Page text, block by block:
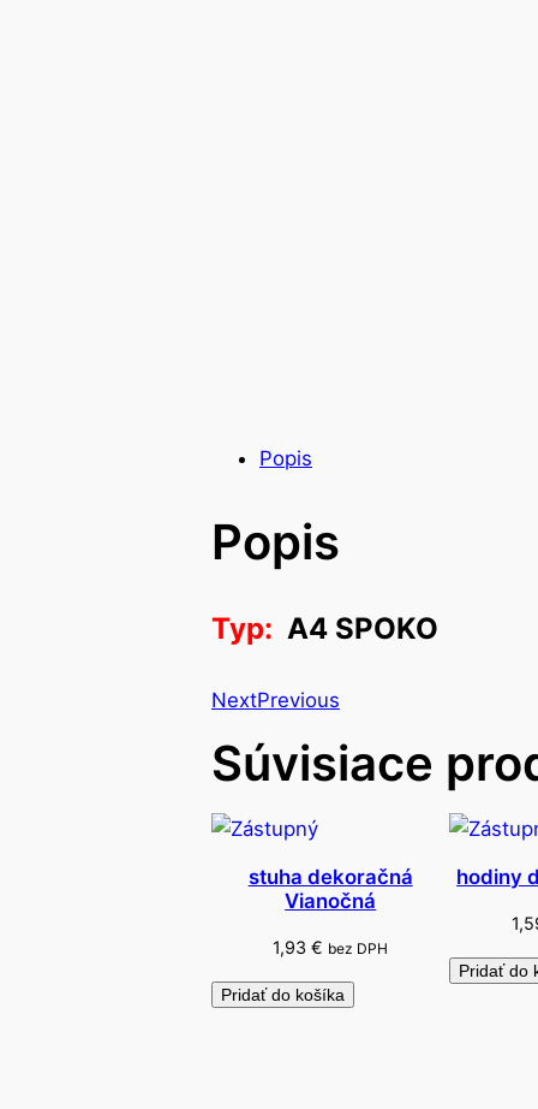
Popis
Popis
Typ: A4 SPOKO
NextPrevious
Súvisiace
stuha dekoračná
Vianočná
1,93€ bez DPH
Pridať do košíka
hodiny
Pridať do